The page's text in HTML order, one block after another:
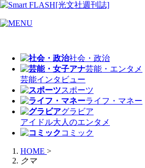
社会・政治
芸能・エンタメ
芸能インタビュー
スポーツ
ライフ・マネー
グラビア
アイドル大人のエンタメ
コミック
HOME >
クマ